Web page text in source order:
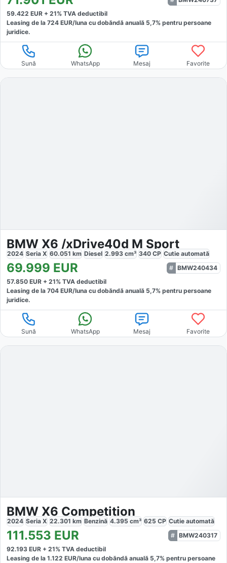
59.422 EUR + 21% TVA deductibil
Leasing de la 724 EUR/luna cu dobăndă anuală 5,7% pentru persoane
juridice.
Sună WhatsApp Mesaj Favorite
BMW X6 /xDrive40d M Sport
2024 Seria X 60.051 km Diesel 2.993 cm³ 340 CP Cutie automată
69.999 EUR
BMW240434
57.850 EUR + 21% TVA deductibil
Leasing de la 704 EUR/luna cu dobăndă anuală 5,7% pentru persoane
juridice.
Sună WhatsApp Mesaj Favorite
BMW X6 Competition
2024 Seria X 22.301 km Benzină 4.395 cm³ 625 CP Cutie automată
111.553 EUR
BMW240317
92.193 EUR + 21% TVA deductibil
Leasing de la 1.122 EUR/luna cu dobăndă anuală 5,7% pentru persoane